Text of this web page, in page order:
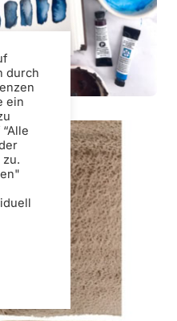
durch
ein